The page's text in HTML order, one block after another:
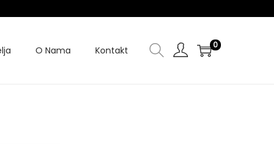
O Nama Kontakt 0